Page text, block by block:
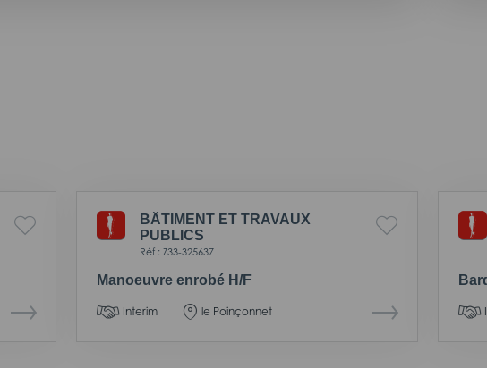
BÂTIMENT ET TRAVAUX
PUBLICS
Réf : Z33-325637
Manoeuvre enrobé H/F
Interim le Poinçonnet